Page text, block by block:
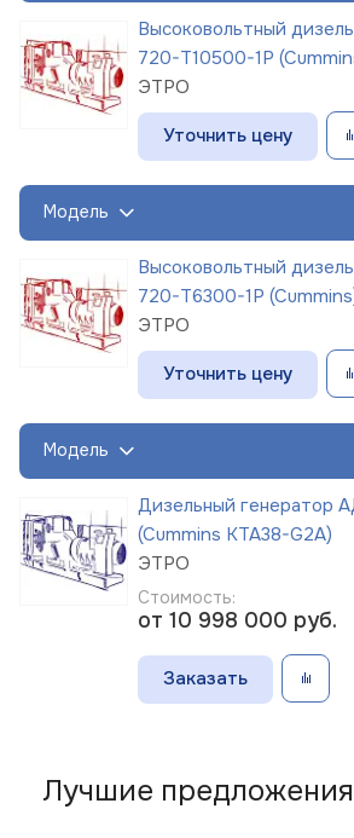
Высоковольтный
720-Т10500-1Р
ЭТРО
Уточнить цену
Модель
Высоковольтный
720-Т6300-1Р
ЭТРО
Уточнить цену
Модель
Дизельный генератор
(Cummins KTA38-G2A)
ЭТРО
Стоимость:
от 10 998 000 руб.
Заказать
Лучшие предложения